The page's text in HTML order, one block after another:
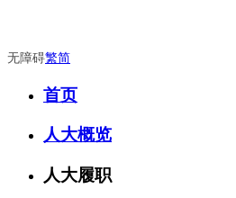
无障碍繁简
首页
人大概览
人大履职